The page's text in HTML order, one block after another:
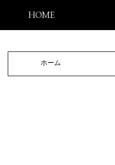
HOME
ホーム